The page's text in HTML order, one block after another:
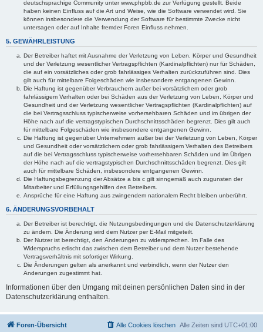
deutschsprachige Community unter www.phpbb.de zur Verfügung gestellt. Beide
haben keinen Einfluss auf die Art und Weise, wie die Software verwendet wird. Sie
können insbesondere die Verwendung der Software für bestimmte Zwecke nicht
untersagen oder auf Inhalte fremder Foren Einfluss nehmen.
5. GEWÄHRLEISTUNG
Der Betreiber haftet mit Ausnahme der Verletzung von Leben, Körper und Gesundheit
und der Verletzung wesentlicher Vertragspflichten (Kardinalpflichten) nur für Schäden,
die auf ein vorsätzliches oder grob fahrlässiges Verhalten zurückzuführen sind. Dies
gilt auch für mittelbare Folgeschäden wie insbesondere entgangenen Gewinn.
Die Haftung ist gegenüber Verbrauchern außer bei vorsätzlichem oder grob
fahrlässigem Verhalten oder bei Schäden aus der Verletzung von Leben, Körper und
Gesundheit und der Verletzung wesentlicher Vertragspflichten (Kardinalpflichten) auf
die bei Vertragsschluss typischerweise vorhersehbaren Schäden und im übrigen der
Höhe nach auf die vertragstypischen Durchschnittsschäden begrenzt. Dies gilt auch
für mittelbare Folgeschäden wie insbesondere entgangenen Gewinn.
Die Haftung ist gegenüber Unternehmern außer bei der Verletzung von Leben, Körper
und Gesundheit oder vorsätzlichem oder grob fahrlässigem Verhalten des Betreibers
auf die bei Vertragsschluss typischerweise vorhersehbaren Schäden und im Übrigen
der Höhe nach auf die vertragstypischen Durchschnittsschäden begrenzt. Dies gilt
auch für mittelbare Schäden, insbesondere entgangenen Gewinn.
Die Haftungsbegrenzung der Absätze a bis c gilt sinngemäß auch zugunsten der
Mitarbeiter und Erfüllungsgehilfen des Betreibers.
Ansprüche für eine Haftung aus zwingendem nationalem Recht bleiben unberührt.
6. ÄNDERUNGSVORBEHALT
Der Betreiber ist berechtigt, die Nutzungsbedingungen und die Datenschutzerklärung
zu ändern. Die Änderung wird dem Nutzer per E-Mail mitgeteilt.
Der Nutzer ist berechtigt, den Änderungen zu widersprechen. Im Falle des
Widerspruchs erlischt das zwischen dem Betreiber und dem Nutzer bestehende
Vertragsverhältnis mit sofortiger Wirkung.
Die Änderungen gelten als anerkannt und verbindlich, wenn der Nutzer den
Änderungen zugestimmt hat.
Informationen über den Umgang mit deinen persönlichen Daten sind in der
Datenschutzerklärung enthalten.
Foren-Übersicht Alle Zeiten sind UTC+01:00
Alle Cookies löschen